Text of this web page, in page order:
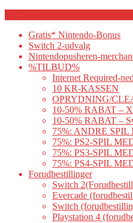
Gratis* Nintendo-Bonus
Switch 2-udvalg
Nintendopusheren-
%TILBUD%
Internet Required-
10 KR-KASSEN
OPRYDNING/
10-50% RABAT –
10-50% RABAT –
75%: ANDRE
75%: PS2-SPIL
75%: PS3-SPIL
75%: PS4-SPIL
Forudbestillinger
Switch
Evercade
Switch
Playstation 4